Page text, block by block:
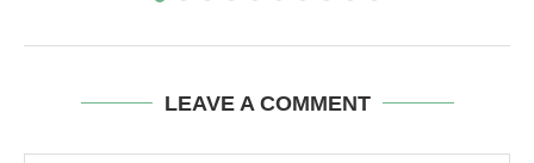
LEAVE A COMMENT